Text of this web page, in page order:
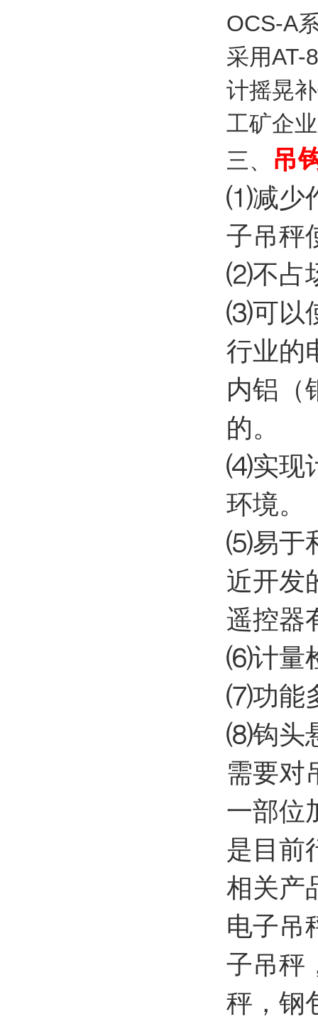
OCS-A
采用AT-
计摇晃
工矿企
三、
吊
⑴减少
子吊秤
⑵不占
⑶可以
行业的
内铝（
的。
⑷实现
环境。
⑸易于
近开发
遥控器
⑹计量
⑺功能
⑻钩头
需要对
一部位
是目前
相关产
电子吊
子吊秤
秤，钢